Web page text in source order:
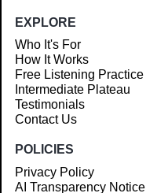
EXPLORE
Who It's For
How It Works
Free Listening Practice
Intermediate Plateau
Testimonials
Contact Us
POLICIES
Privacy Policy
AI Transparency Notice